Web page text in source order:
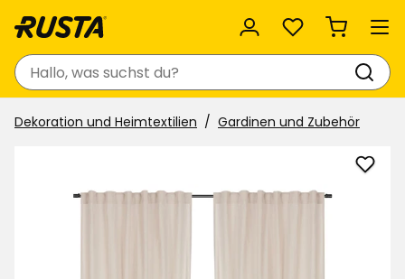
Favoriten
Suchen
Dekoration und Heimtextilien Gardinen und Zubehör